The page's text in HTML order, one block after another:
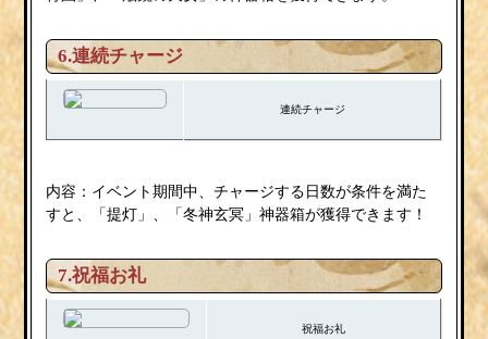
6.連続チャージ
連続チャージ
内容：イベント期間中、チャージする日数が条件を満た
すと、「提灯」、「冬神玄冥」神器箱が獲得できます！
7.祝福お礼
祝福お礼